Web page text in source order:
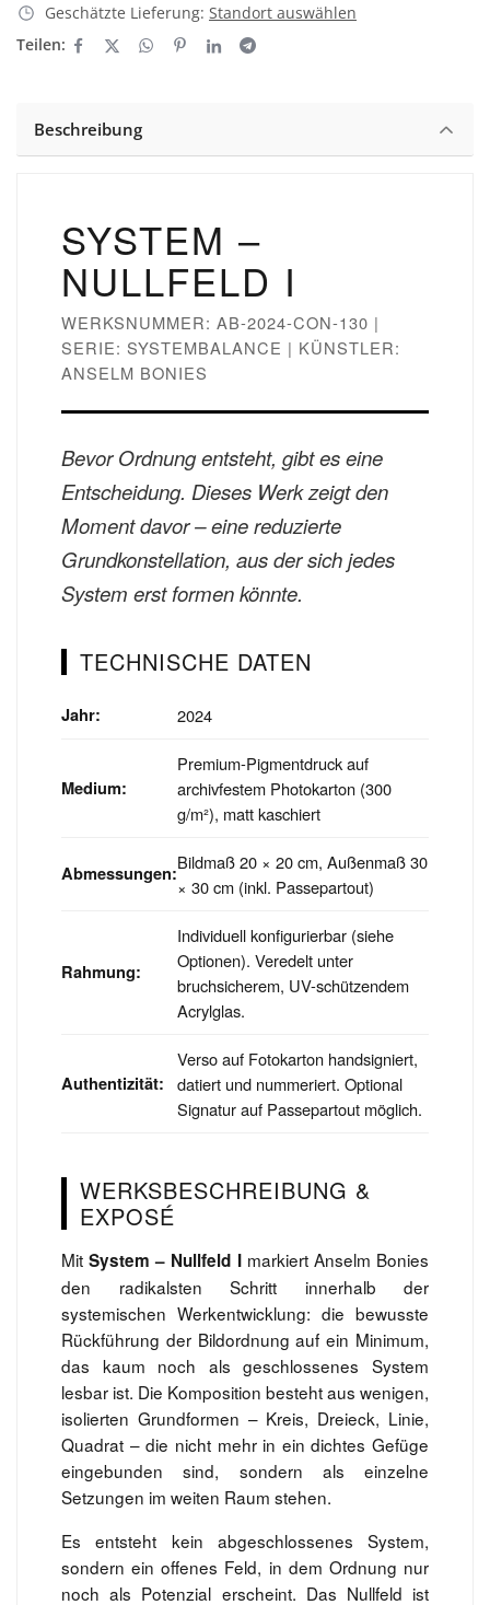
Geschätzte Lieferung: Standort auswählen
Teilen:
Beschreibung
SYSTEM –
NULLFELD I
WERKSNUMMER: AB-2024-CON-130 |
SERIE: SYSTEMBALANCE | KÜNSTLER:
ANSELM BONIES
Bevor Ordnung entsteht, gibt es eine
Entscheidung. Dieses Werk zeigt den
Moment davor – eine reduzierte
Grundkonstellation, aus der sich jedes
System erst formen könnte.
TECHNISCHE DATEN
Jahr: 2024
Medium:
Premium-Pigmentdruck auf
archivfestem Photokarton (300
g/m²), matt kaschiert
Abmessungen:
Bildmaß 20 × 20 cm, Außenmaß 30
× 30 cm (inkl. Passepartout)
Rahmung:
Individuell konfigurierbar (siehe
Optionen). Veredelt unter
bruchsicherem, UV-schützendem
Acrylglas.
Authentizität:
Verso auf Fotokarton handsigniert,
datiert und nummeriert. Optional
Signatur auf Passepartout möglich.
WERKSBESCHREIBUNG &
EXPOSÉ
MitSystem – Nullfeld Imarkiert Anselm Bonies
den radikalsten Schritt innerhalb der
systemischen Werkentwicklung: die bewusste
Rückführung der Bildordnung auf ein Minimum,
das kaum noch als geschlossenes System
lesbar ist. Die Komposition besteht aus wenigen,
isolierten Grundformen – Kreis, Dreieck, Linie,
Quadrat – die nicht mehr in ein dichtes Gefüge
eingebunden sind, sondern als einzelne
Setzungen im weiten Raum stehen.
Es entsteht kein abgeschlossenes System,
sondern ein offenes Feld, in dem Ordnung nur
noch als Potenzial erscheint. Das Nullfeld ist